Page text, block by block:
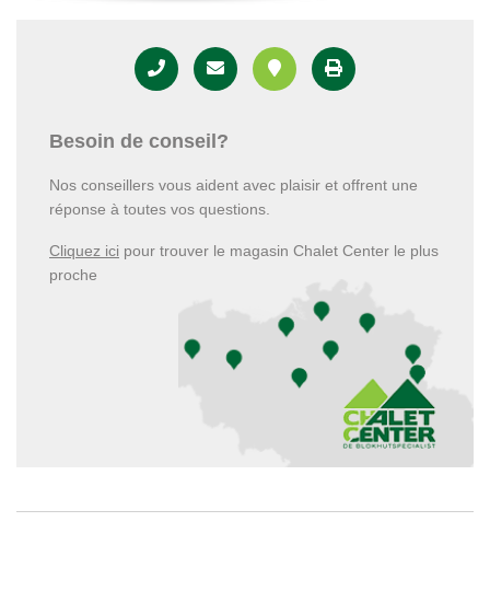
Besoin de conseil?
Nos conseillers vous aident avec plaisir et offrent une
réponse à toutes vos questions.
Cliquez ici pour trouver le magasin Chalet Center le plus
proche